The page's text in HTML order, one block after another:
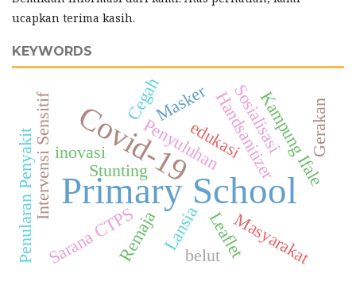
ucapkan terima kasih.
KEYWORDS
Primary School
Covid-19 HandsanitizerKampung Ifale
Stunting
Sarana CTPS
Penyuluhan
Masker
RemajaLansia
Intervensi Sensitif
LeafletMasyarakat
Cegah Sosialisasi
Penularan Penyakit
Gerakan
belut
edukasi
inovasi